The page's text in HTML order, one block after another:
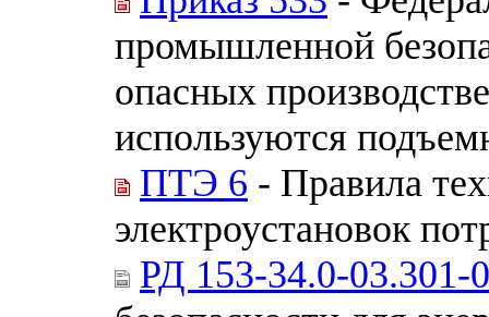
промышленной
опасных
используются
ПТЭ 6 - Правила
электроустановок
РД 153-34.0-03.301-